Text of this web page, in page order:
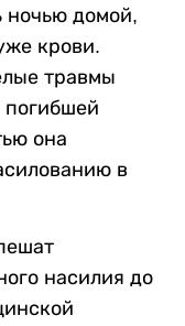
ночью домой,
крови.
травмы
погибшей
она
в
насилия до